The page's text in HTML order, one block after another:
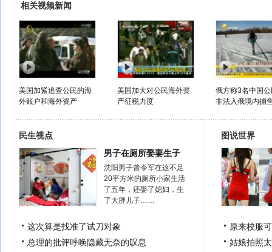
相关视频新闻
美国加紧追查公民的海
外账户和海外资产
美国加大对公民海外资
产征税力度
俄方称3名中国
非法入俄境内捕
民生视点
男子在厕所娶妻生子
沈阳男子曾令军在这不足
20平方米的厕所小家生活
了五年，还娶了媳妇，生
了大胖儿子……
这次算是找准了试刀对象
总理的批评呼唤隐藏无奈的叹息
图说世界
原来校服
姑娘拍照